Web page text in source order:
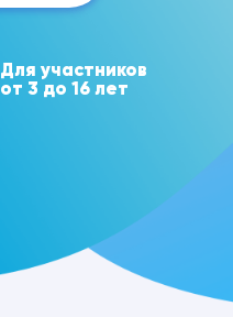
Для участников
от 3 до 16 лет